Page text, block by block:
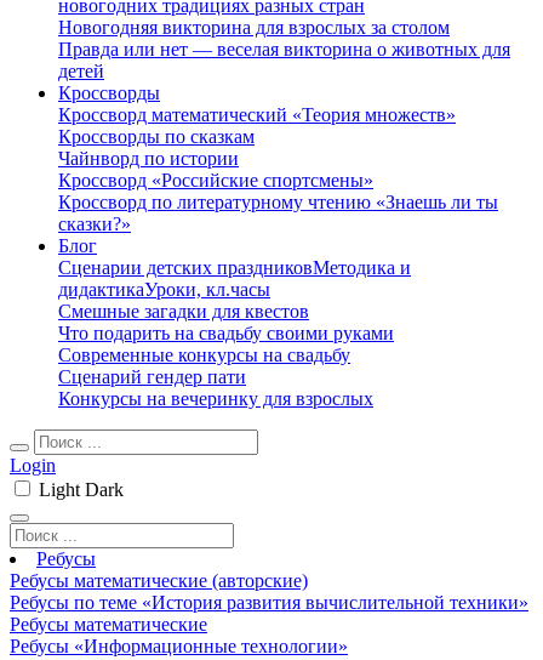
новогодних традициях разных стран
Новогодняя викторина для взрослых за столом
Правда или нет — веселая викторина о животных для
детей
Кроссворды
Кроссворд математический «Теория множеств»
Кроссворды по сказкам
Чайнворд по истории
Кроссворд «Российские спортсмены»
Кроссворд по литературному чтению «Знаешь ли ты
сказки?»
Блог
Сценарии детских праздниковМетодика и
дидактикаУроки, кл.часы
Смешные загадки для квестов
Что подарить на свадьбу своими руками
Современные конкурсы на свадьбу
Сценарий гендер пати
Конкурсы на вечеринку для взрослых
Login
Light Dark
Ребусы
Ребусы математические (авторские)
Ребусы по теме «История развития вычислительной техники»
Ребусы математические
Ребусы «Информационные технологии»